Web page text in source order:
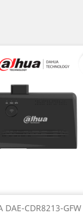
DAE-CDR8213-
Vista rápida